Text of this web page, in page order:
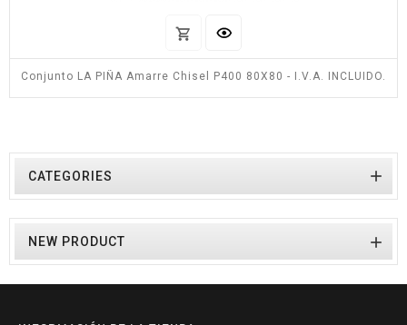
Conjunto LA PIÑA Amarre Chisel P400 80X80 - I.V.A. INCLUIDO.
CATEGORIES 
NEW PRODUCT 